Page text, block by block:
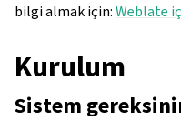
bilgi almak için:Weblate
Kurulum
Sistem